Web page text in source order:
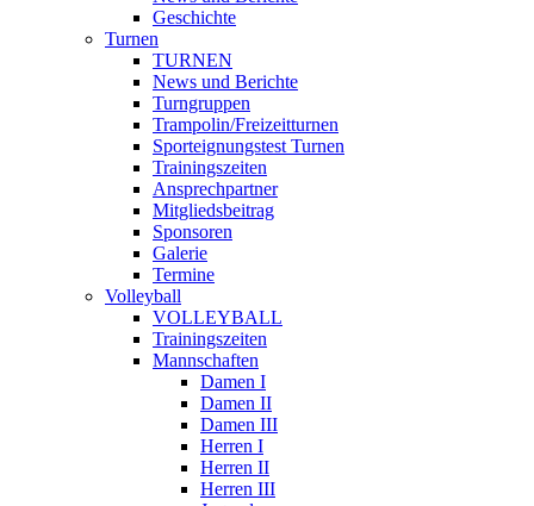
Geschichte
Turnen
TURNEN
News und Berichte
Turngruppen
Trampolin/Freizeitturnen
Sporteignungstest Turnen
Trainingszeiten
Ansprechpartner
Mitgliedsbeitrag
Sponsoren
Galerie
Termine
Volleyball
VOLLEYBALL
Trainingszeiten
Mannschaften
Damen I
Damen II
Damen III
Herren I
Herren II
Herren III